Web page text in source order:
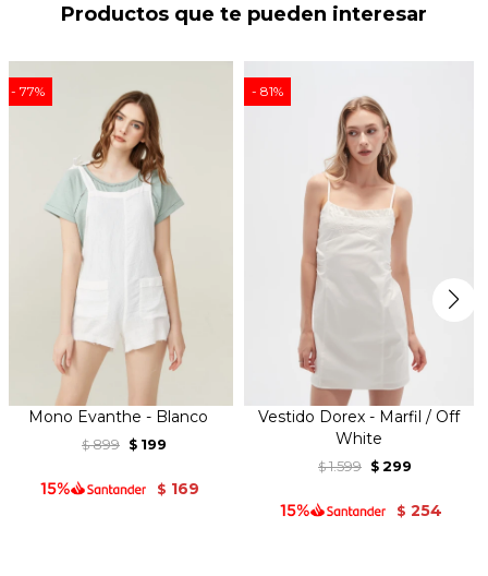
Productos que te pueden interesar
77
Mono Evanthe - Blanco
$ 899 $ 199
$ 169
81
Vestido Dorex - Marfil / Off
White
$ 1.599 $ 299
$ 254